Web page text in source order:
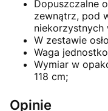
Dopuszczalne
zewnątrz, pod
W zestawie
Waga
Wymiar w
118 cm;
Opinie